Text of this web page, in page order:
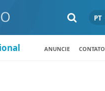
PT
ANUNCIE CONTATO